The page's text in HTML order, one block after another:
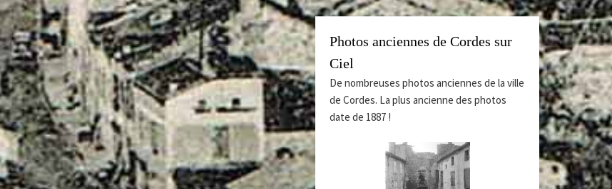
Photos anciennes de Cordes sur
Ciel
De nombreuses photos anciennes de la ville
de Cordes. La plus ancienne des photos
date de 1887 !